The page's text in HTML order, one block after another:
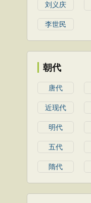
刘义庆
李世民
朝代
唐代
近现代
明代
五代
隋代